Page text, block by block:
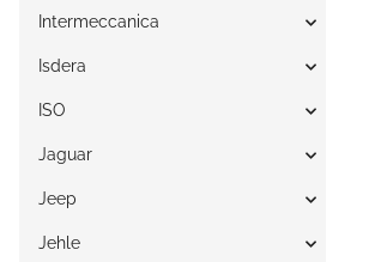
Intermeccanica
Isdera
ISO
Jaguar
Jeep
Jehle